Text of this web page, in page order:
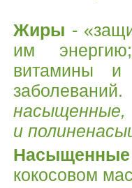
Жиры -
им
витамины и
и
кокосовом